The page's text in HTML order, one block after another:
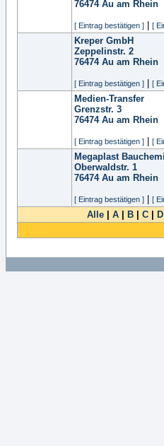
76474 Au am Rhein
[ Eintrag bestätigen ] [
Kreper GmbH
Zeppelinstr. 2
76474 Au am Rhein
[ Eintrag bestätigen ] [
Medien-Transfer
Grenzstr. 3
76474 Au am Rhein
[ Eintrag bestätigen ] [
Megaplast
Oberwaldstr. 1
76474 Au am Rhein
[ Eintrag bestätigen ] [
Alle A B C D